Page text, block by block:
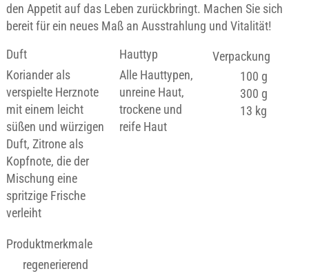
den Appetit auf das Leben zurückbringt. Machen Sie sich
bereit für ein neues Maß an Ausstrahlung und Vitalität!
Duft
Koriander als
verspielte Herznote
mit einem leicht
süßen und würzigen
Duft, Zitrone als
Kopfnote, die der
Mischung eine
spritzige Frische
verleiht
Hauttyp
Alle Hauttypen,
unreine Haut,
trockene und
reife Haut
Produktmerkmale
regenerierend
Verpackung
100 g
300 g
13 kg